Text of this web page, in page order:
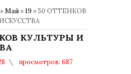
»Май »19 » 50 ОТТЕНКОВ
КУЛЬТУРЫ И
просмотров: 687